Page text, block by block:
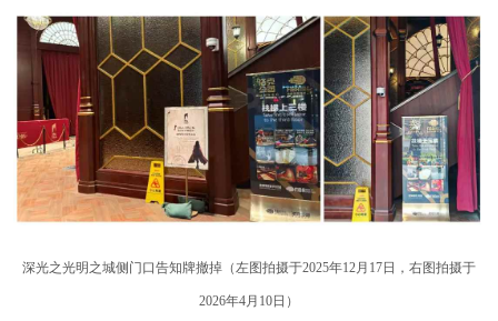
深光之光明之城侧门口告知牌撤掉（左图拍摄于2025年12月17日，右图拍摄于
2026年4月10日）